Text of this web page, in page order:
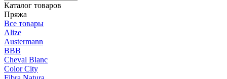
Каталог товаров
Пряжа
Все товары
Alize
Austermann
BBB
Cheval Blanc
Color City